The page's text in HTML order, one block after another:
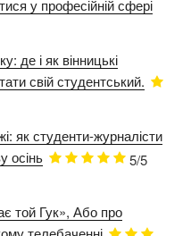
у професійній сфері
де і як вінницькі
свій студентський.
як студенти-журналісти
осінь
5/5
той Гук», Або про